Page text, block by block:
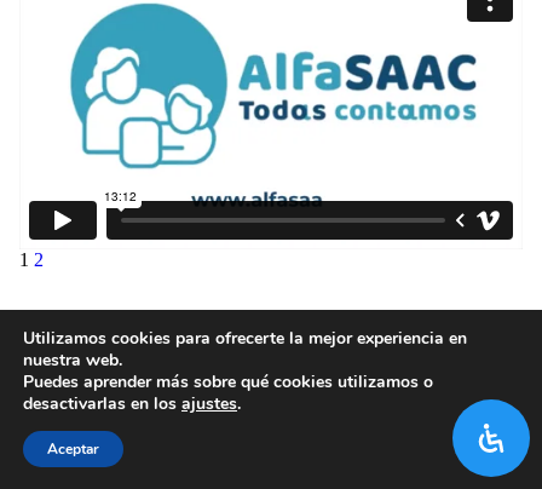
1 2
Utilizamos cookies para ofrecerte la mejor experiencia en
nuestra web.
Puedes aprender más sobre qué cookies utilizamos o
desactivarlas en los ajustes.
Aceptar